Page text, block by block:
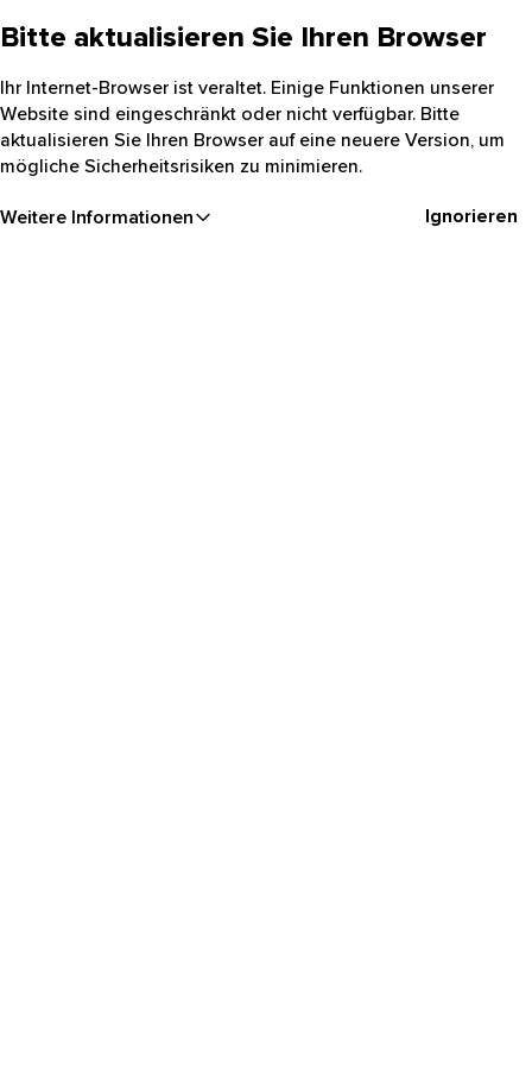
Bitte aktualisieren Sie Ihren Browser
Ihr Internet-Browser ist veraltet. Einige Funktionen unserer
Website sind eingeschränkt oder nicht verfügbar. Bitte
aktualisieren Sie Ihren Browser auf eine neuere Version, um
mögliche Sicherheitsrisiken zu minimieren.
Weitere Informationen Ignorieren